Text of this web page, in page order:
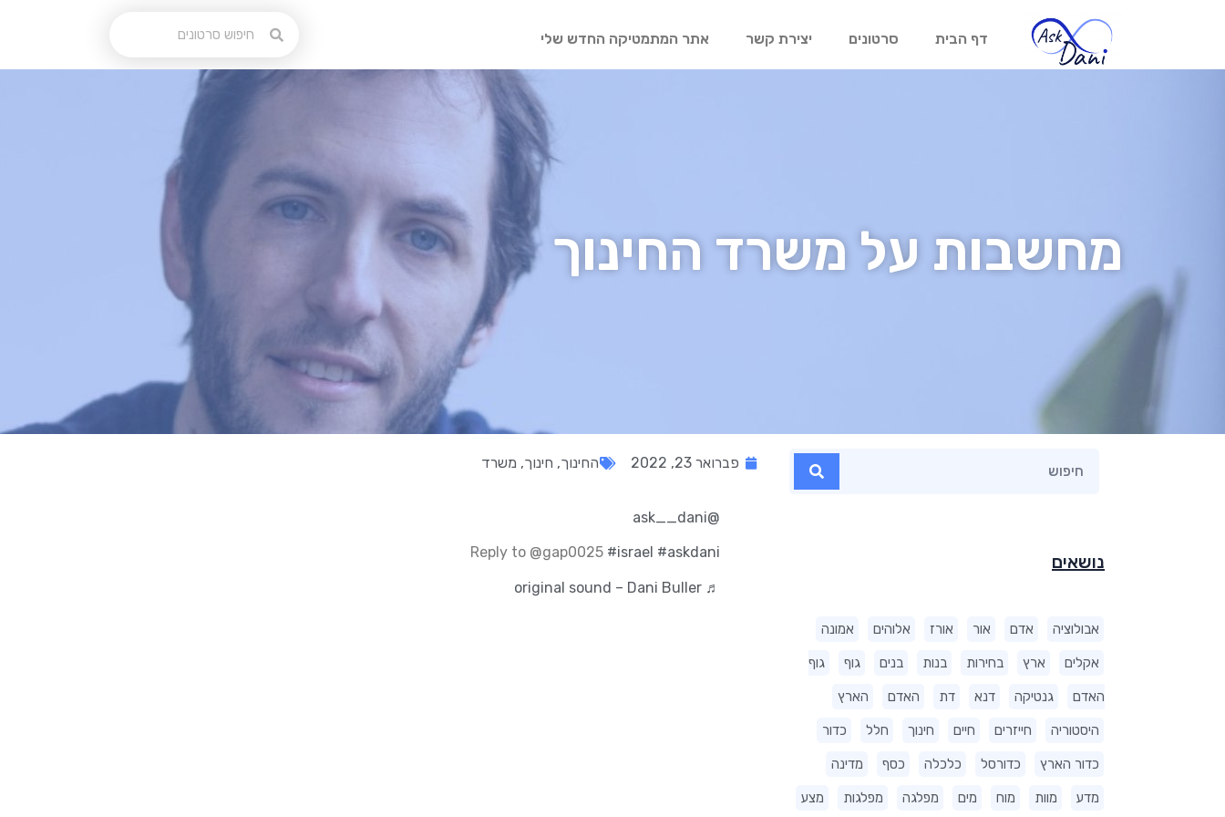
דף הבית סרטונים יצירת קשר אתר המתמטיקה החדש שלי
מחשבות על משרד החינוך
נושאים
אבולוציה אדם אור אורז אלוהים אמונה
אקלים ארץ בחירות בנות בנים גוף גוף
האדם גנטיקה דנא דת האדם הארץ
היסטוריה חייזרים חיים חינוך חלל כדור
כדור הארץ כדורסל כלכלה כסף מדינה
מדע מוות מוח מים מפלגה מפלגות מצע
פברואר 23, 2022 החינוך, חינוך, משרד
@ask__dani
Reply to @gap0025 #israel #askdani
♬ original sound – Dani Buller